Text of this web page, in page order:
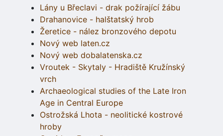
Lány u Břeclavi - drak požírající žábu
Drahanovice - halštatský hrob
Žeretice - nález bronzového depotu
Nový web laten.cz
Nový web dobalatenska.cz
Vroutek - Skytaly - Hradiště Kružínský
vrch
Archaeological studies of the Late Iron
Age in Central Europe
Ostrožská Lhota - neolitické kostrové
hroby